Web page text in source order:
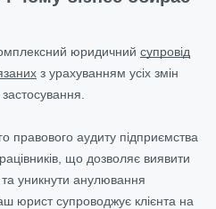
юридичний супровід
з урахуванням усіх змін
правового аудиту підприємства
що дозволяє виявити
уникнути анулювання
юрист супроводжує клієнта на